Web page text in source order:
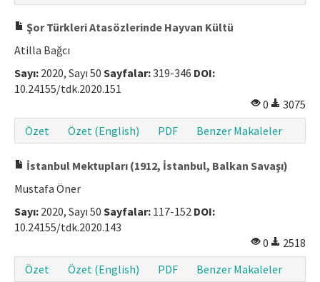
Şor Türkleri Atasözlerinde Hayvan Kültü
Atilla Bağcı
Sayı: 2020, Sayı 50 Sayfalar:319-346 DOI:
10.24155/tdk.2020.151
0
3075
Özet
Özet (English) PDF Benzer Makaleler
İstanbul Mektupları (1912, İstanbul, Balkan Savaşı)
Mustafa Öner
Sayı: 2020, Sayı 50 Sayfalar: 117-152 DOI:
10.24155/tdk.2020.143
0
2518
Özet
Özet (English) PDF Benzer Makaleler